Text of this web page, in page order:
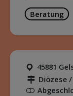
Beratung
45881
Diözese